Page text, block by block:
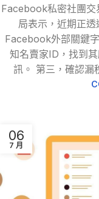
Facebook私密社團交
局表示，近期正
Facebook外部關鍵
知名賣家ID，找到
訊。 第三，確認漏
06
7 月